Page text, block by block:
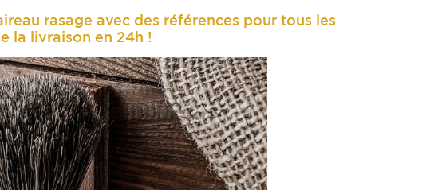
rasage avec des références pour tous les
la livraison en 24h !